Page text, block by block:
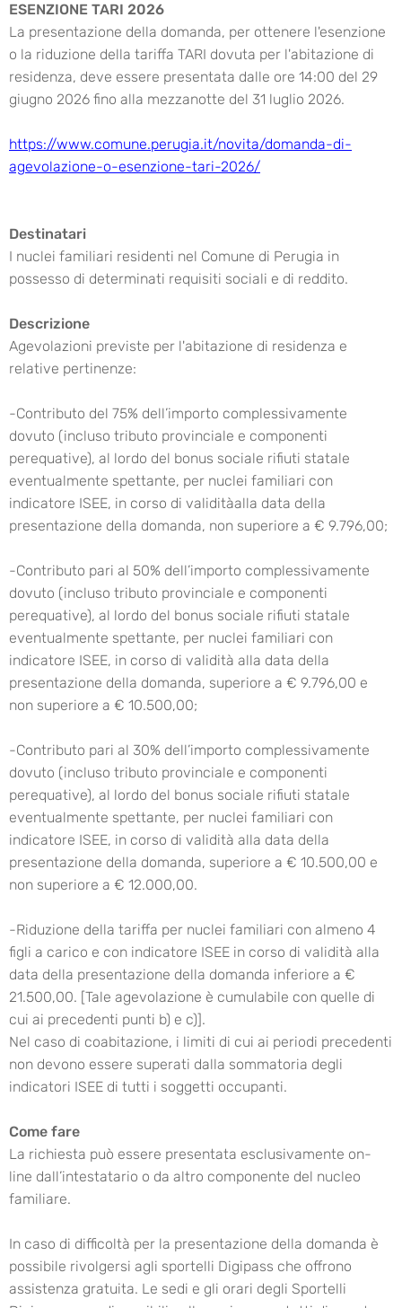
ESENZIONE TARI 2026
La presentazione della domanda, per ottenere l'esenzione
o la riduzione della tariffa TARI dovuta per l'abitazione di
residenza, deve essere presentata dalle ore 14:00 del 29
giugno 2026 fino alla mezzanotte del 31 luglio 2026.
https://www.comune.perugia.it/novita/domanda-di-
agevolazione-o-esenzione-tari-2026/
Destinatari
I nuclei familiari residenti nel Comune di Perugia in
possesso di determinati requisiti sociali e di reddito.
Descrizione
Agevolazioni previste per l'abitazione di residenza e
relative pertinenze:
-Contributo del 75% dell’importo complessivamente
dovuto (incluso tributo provinciale e componenti
perequative), al lordo del bonus sociale rifiuti statale
eventualmente spettante, per nuclei familiari con
indicatore ISEE, in corso di validitàalla data della
presentazione della domanda, non superiore a € 9.796,00;
-Contributo pari al 50% dell’importo complessivamente
dovuto (incluso tributo provinciale e componenti
perequative), al lordo del bonus sociale rifiuti statale
eventualmente spettante, per nuclei familiari con
indicatore ISEE, in corso di validità alla data della
presentazione della domanda, superiore a € 9.796,00 e
non superiore a € 10.500,00;
-Contributo pari al 30% dell’importo complessivamente
dovuto (incluso tributo provinciale e componenti
perequative), al lordo del bonus sociale rifiuti statale
eventualmente spettante, per nuclei familiari con
indicatore ISEE, in corso di validità alla data della
presentazione della domanda, superiore a € 10.500,00 e
non superiore a € 12.000,00.
-Riduzione della tariffa per nuclei familiari con almeno 4
figli a carico e con indicatore ISEE in corso di validità alla
data della presentazione della domanda inferiore a €
21.500,00. [Tale agevolazione è cumulabile con quelle di
cui ai precedenti punti b) e c)].
Nel caso di coabitazione, i limiti di cui ai periodi precedenti
non devono essere superati dalla sommatoria degli
indicatori ISEE di tutti i soggetti occupanti.
Come fare
La richiesta può essere presentata esclusivamente on-
line dall’intestatario o da altro componente del nucleo
familiare.
In caso di difficoltà per la presentazione della domanda è
possibile rivolgersi agli sportelli Digipass che offrono
assistenza gratuita. Le sedi e gli orari degli Sportelli